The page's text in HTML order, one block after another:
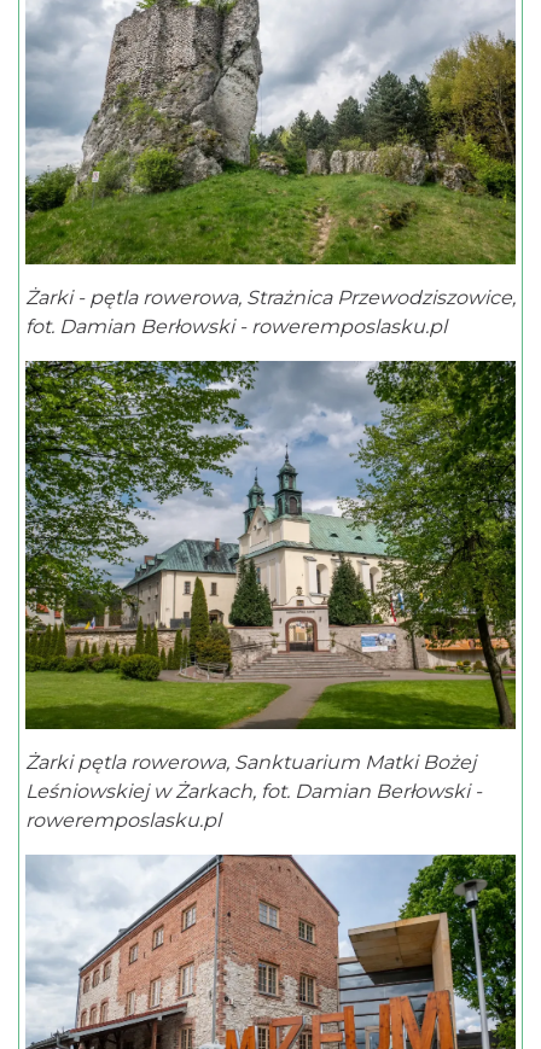
Żarki - pętla rowerowa, Strażnica Przewodziszowice,
fot. Damian Berłowski - roweremposlasku.pl
Żarki pętla rowerowa, Sanktuarium Matki Bożej
Leśniowskiej w Żarkach, fot. Damian Berłowski -
roweremposlasku.pl